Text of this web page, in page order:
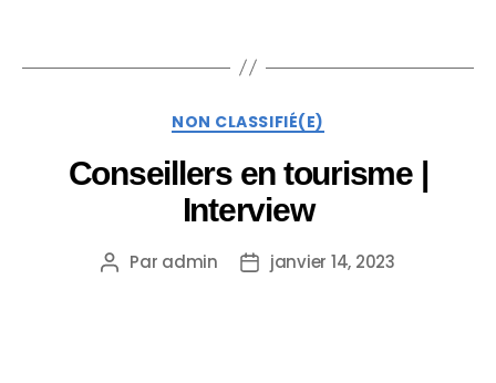
NON CLASSIFIÉ(E)
Conseillers en tourisme |
Interview
Par admin janvier 14, 2023